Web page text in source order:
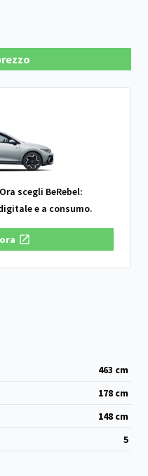
scegli BeRebel:
e a consumo.
463 cm
178 cm
148 cm
5